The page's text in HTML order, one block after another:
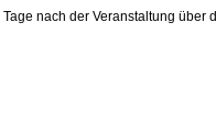
nach der Veranstaltung